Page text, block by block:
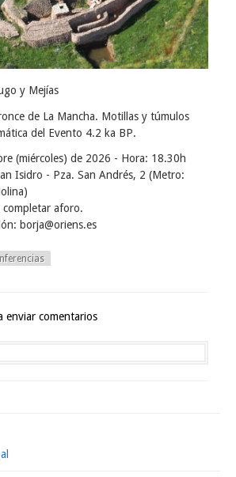
y Mejías
de La Mancha. Motillas y túmulos
del Evento 4.2 ka BP.
(miércoles) de 2026 - Hora: 18.30h
Isidro - Pza. San Andrés, 2 (Metro:
completar aforo.
borja@oriens.es
enviar comentarios